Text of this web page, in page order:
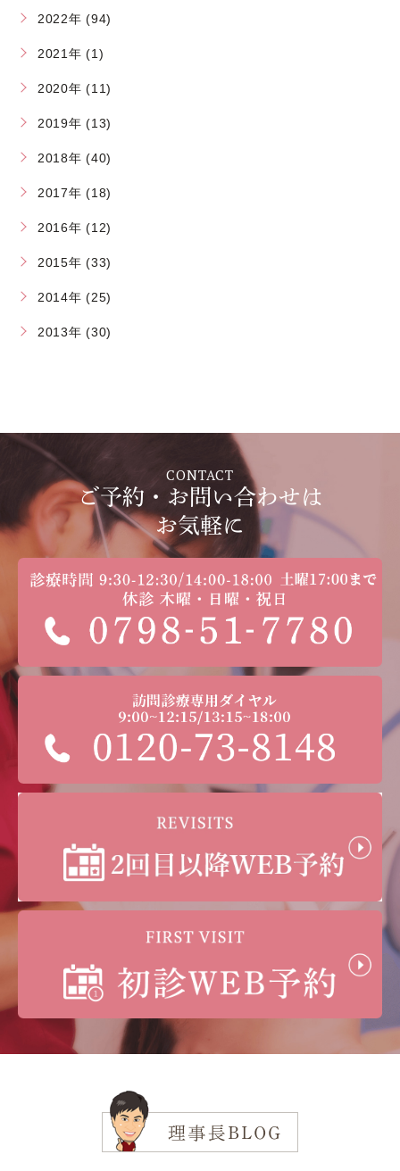
2022年 (94)
2021年 (1)
2020年 (11)
2019年 (13)
2018年 (40)
2017年 (18)
2016年 (12)
2015年 (33)
2014年 (25)
2013年 (30)
CONTACT
ご予約・お問い合わせは
お気軽に